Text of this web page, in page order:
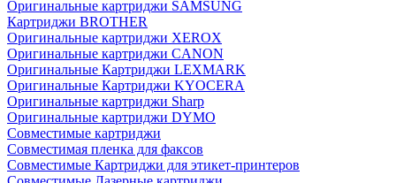
Оригинальные картриджи SAMSUNG
Картриджи BROTHER
Оригинальные картриджи XEROX
Оригинальные картриджи CANON
Оригинальные Картриджи LEXMARK
Оригинальные Картриджи KYOCERA
Оригинальные картриджи Sharp
Оригинальные картриджи DYMO
Совместимые картриджи
Совместимая пленка для факсов
Совместимые Картриджи для этикет-принтеров